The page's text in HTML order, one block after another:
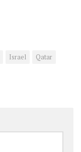
Israel Qatar